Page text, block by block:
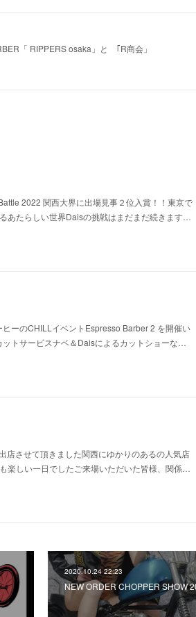
「 RIPPERS osaka」と ｢R商会」
2022 関西大界に出場見事２位入賞！！東京で
あたらしい世界Daisの挑戦はまだまだ続きます…
ーのCHILLイベントEspresso Barber 2 を開催い
トサービスナベ＆Daisによるカットショーな…
店させて頂きました関西にゆかりのあるの人気店
楽しい一日でしたご来場いただいた皆様、関係…
2020.10.24 22:23
NEW ORDER CHOPPER SHOW